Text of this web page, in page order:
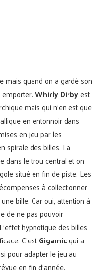
mais quand on a gardé son
Whirly Dirbyest
mais qui n’en est que
en entonnoir dans
en jeu par les
spirale des billes. La
dans le trou central et on
situé en fin de piste. Les
à collectionner
bille. Car oui, attention à
de ne pas pouvoir
hypnotique des billes
C’estGigamicqui a
pour adapter le jeu au
en fin d’année.